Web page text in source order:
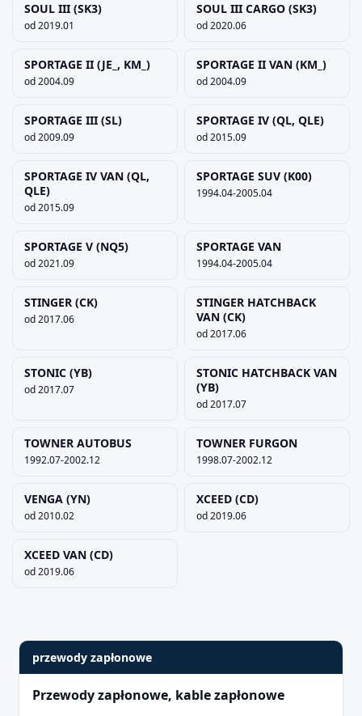
SOUL III (SK3)
od 2019.01
SOUL III CARGO (SK3)
od 2020.06
SPORTAGE II (JE_, KM_)
od 2004.09
SPORTAGE II VAN (KM_)
od 2004.09
SPORTAGE III (SL)
od 2009.09
SPORTAGE IV (QL, QLE)
od 2015.09
SPORTAGE IV VAN (QL,
QLE)
od 2015.09
SPORTAGE SUV (K00)
1994.04-2005.04
SPORTAGE V (NQ5)
od 2021.09
SPORTAGE VAN
1994.04-2005.04
STINGER (CK)
od 2017.06
STINGER HATCHBACK
VAN (CK)
od 2017.06
STONIC (YB)
od 2017.07
STONIC HATCHBACK VAN
(YB)
od 2017.07
TOWNER AUTOBUS
1992.07-2002.12
TOWNER FURGON
1998.07-2002.12
VENGA (YN)
od 2010.02
XCEED (CD)
od 2019.06
XCEED VAN (CD)
od 2019.06
przewody zapłonowe
Przewody zapłonowe, kable zapłonowe